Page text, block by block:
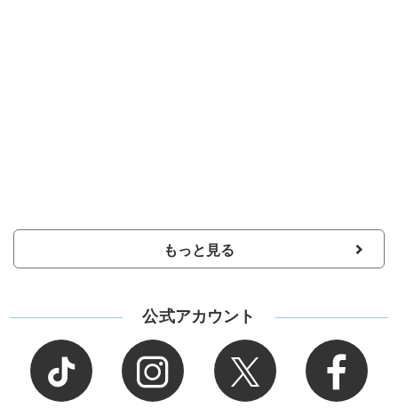
もっと見る
公式アカウント